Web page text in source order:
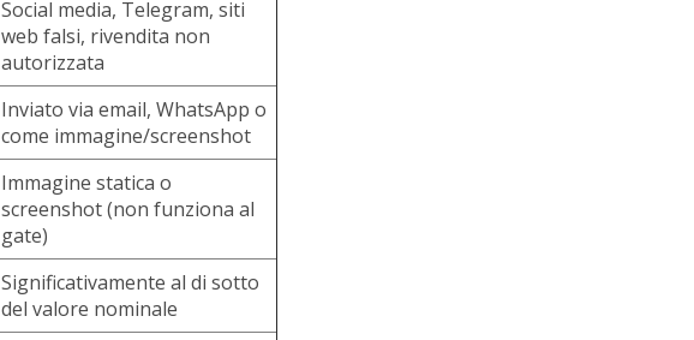
Social media, Telegram, siti
web falsi, rivendita non
autorizzata
Inviato via email, WhatsApp o
come immagine/screenshot
Immagine statica o
screenshot (non funziona al
gate)
Significativamente al di sotto
del valore nominale